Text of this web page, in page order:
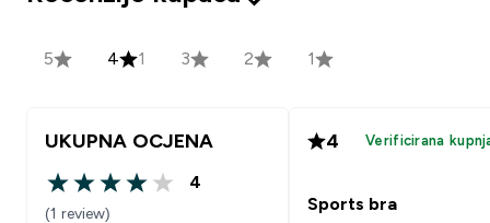
5 4 1 3 2 1
UKUPNA OCJENA
4 out of 5 stars
4
(1 review)
4 Verificirana
Sports bra